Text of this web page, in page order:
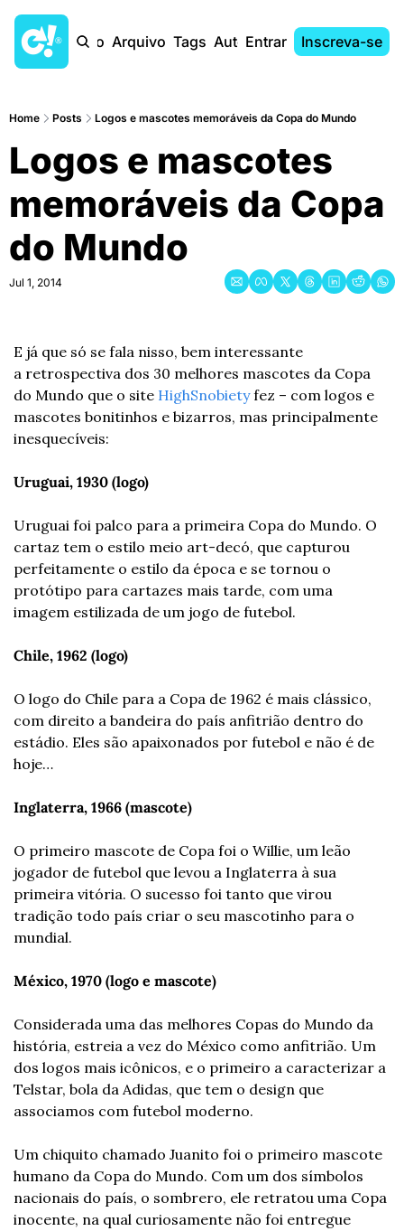
Início Arquivo Tags AutoresEntrar Inscreva-se
Home Posts Logos e mascotes memoráveis da Copa do Mundo
Logos e mascotes
memoráveis da Copa
do Mundo
Jul 1, 2014
E já que só se fala nisso, bem interessante
a retrospectiva dos 30 melhores mascotes da Copa
do Mundo que o site HighSnobiety fez – com logos e
mascotes bonitinhos e bizarros, mas principalmente
inesquecíveis:
Uruguai, 1930 (logo)
Uruguai foi palco para a primeira Copa do Mundo. O
cartaz tem o estilo meio art-decó, que capturou
perfeitamente o estilo da época e se tornou o
protótipo para cartazes mais tarde, com uma
imagem estilizada de um jogo de futebol.
Chile, 1962 (logo)
O logo do Chile para a Copa de 1962 é mais clássico,
com direito a bandeira do país anfitrião dentro do
estádio. Eles são apaixonados por futebol e não é de
hoje…
Inglaterra, 1966 (mascote)
O primeiro mascote de Copa foi o Willie, um leão
jogador de futebol que levou a Inglaterra à sua
primeira vitória. O sucesso foi tanto que virou
tradição todo país criar o seu mascotinho para o
mundial.
México, 1970 (logo e mascote)
Considerada uma das melhores Copas do Mundo da
história, estreia a vez do México como anfitrião. Um
dos logos mais icônicos, e o primeiro a caracterizar a
Telstar, bola da Adidas, que tem o design que
associamos com futebol moderno.
Um chiquito chamado Juanito foi o primeiro mascote
humano da Copa do Mundo. Com um dos símbolos
nacionais do país, o sombrero, ele retratou uma Copa
inocente, na qual curiosamente não foi entregue